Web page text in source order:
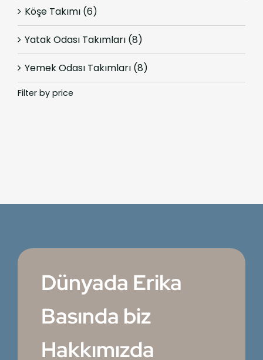
Köşe Takımı (6)
Yatak Odası Takımları (8)
Yemek Odası Takımları (8)
Filter by price
Dünyada Erika
Basında biz
Hakkımızda